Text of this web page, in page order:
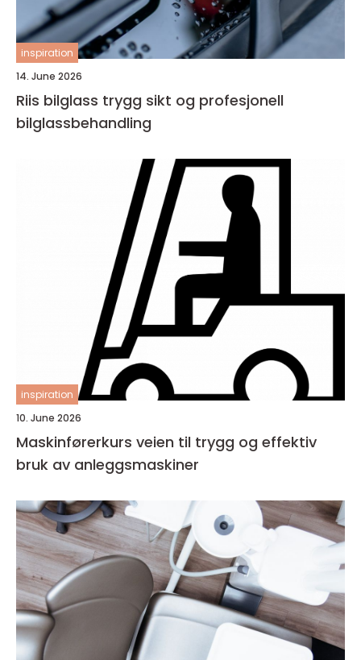
inspiration
14. June 2026
Riis bilglass trygg sikt og profesjonell
bilglassbehandling
inspiration
10. June 2026
Maskinførerkurs veien til trygg og effektiv
bruk av anleggsmaskiner